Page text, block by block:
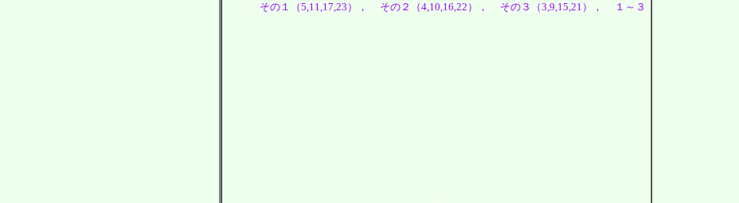
その１（5,11,17,23），
その２（4,10,16,22）， その３（3,9,15,21）， １～３